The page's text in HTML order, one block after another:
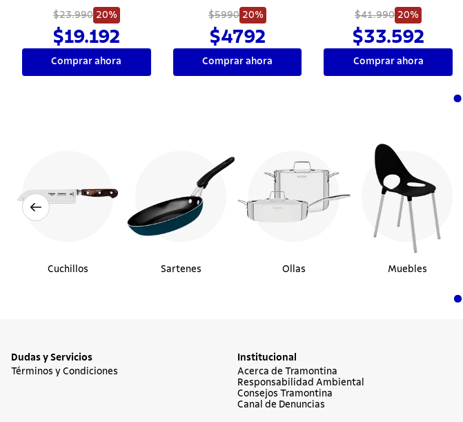
y Mango de Polipropileno
Blanco 12"
$23.990 20%
$19.192
Comprar ahora
Acero Inoxidable y Mango
de Madera Tratada Rojo 3"
$5990 20%
$4792
Comprar ahora
y Mango en Polipropileno
Blanco
$41.990 20%
$33.592
Comprar ahora
Cuchillos Sartenes Ollas Muebles
Dudas y Servicios
Términos y Condiciones
Institucional
Acerca de Tramontina
Responsabilidad Ambiental
Consejos Tramontina
Canal de Denuncias